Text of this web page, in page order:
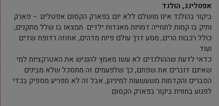
אפטלינג, הולנד
ביקור בהולנד אינו מושלם ללא יום בפארק הקסום אפטלינג – פארק
ותיק בו קמות לתחייה דמויות מאגדות ילדים. תמצאו בו שלל מתקנים,
כולל רכבות הרים, מסע דרך עולם פיות מדהים, אחוזה רדופת שדים
ועוד.
כדאי לדעת שההולנדים לא עשו מאמץ להנגיש את האטרקציות למי
שאינם דוברים את שפתם, כך שלפעמים זה מתסכל שלא מבינים
הסברים והקדמות משעשעות למיניהן, אבל זה לא מפריע מספיק בכדי
לפגוע בחווית ביקור בפארק הקסום.